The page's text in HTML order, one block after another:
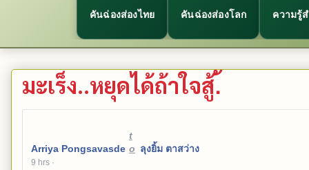
คันฉ่องส่องไทย คันฉ่องส่องโลก ความรู้
มะเร็ง..หยุดได้ถ้าใจสู้.้
Arriya Pongsavasde
t
o ลุงยิ้ม ตาสว่าง
9 hrs ·